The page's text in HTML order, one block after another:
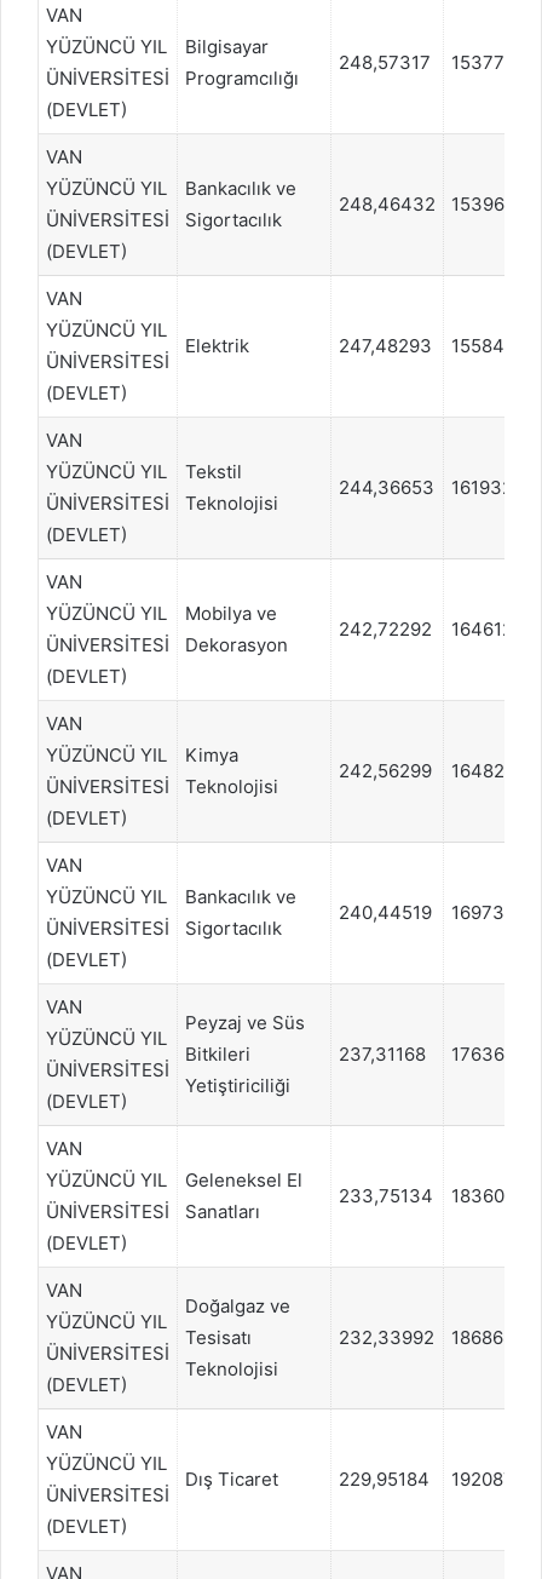
VAN
YÜZÜNCÜ YIL
ÜNİVERSİTESİ
(DEVLET)
Bilgisayar
Programcılığı
248,57317 1537735
VAN
YÜZÜNCÜ YIL
ÜNİVERSİTESİ
(DEVLET)
Bankacılık ve
Sigortacılık
248,46432 1539617
VAN
YÜZÜNCÜ YIL
ÜNİVERSİTESİ
(DEVLET)
Elektrik 247,48293 1558436
VAN
YÜZÜNCÜ YIL
ÜNİVERSİTESİ
(DEVLET)
Tekstil
Teknolojisi
244,36653 1619325
VAN
YÜZÜNCÜ YIL
ÜNİVERSİTESİ
(DEVLET)
Mobilya ve
Dekorasyon
242,72292 1646126
VAN
YÜZÜNCÜ YIL
ÜNİVERSİTESİ
(DEVLET)
Kimya
Teknolojisi
242,56299 1648209
VAN
YÜZÜNCÜ YIL
ÜNİVERSİTESİ
(DEVLET)
Bankacılık ve
Sigortacılık
240,44519 1697333
VAN
YÜZÜNCÜ YIL
ÜNİVERSİTESİ
(DEVLET)
Peyzaj ve Süs
Bitkileri
Yetiştiriciliği
237,31168 1763670
VAN
YÜZÜNCÜ YIL
ÜNİVERSİTESİ
(DEVLET)
Geleneksel El
Sanatları
233,75134 1836073
VAN
YÜZÜNCÜ YIL
ÜNİVERSİTESİ
(DEVLET)
Doğalgaz ve
Tesisatı
Teknolojisi
232,33992 1868681
VAN
YÜZÜNCÜ YIL
ÜNİVERSİTESİ
(DEVLET)
Dış Ticaret 229,95184 1920877
VAN